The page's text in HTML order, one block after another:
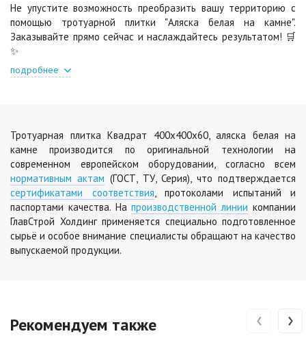
Шафран Янтарь
Не упустите возможность преобразить вашу территорию с
помощью тротуарной плитки "Аляска белая на камне".
Заказывайте прямо сейчас и наслаждайтесь результатом! 🛒
✨
подробнее
Тротуарная плитка Квадрат 400х400х60, аляска белая на
камне производится по оригинальной технологии на
современном европейском оборудовании, согласно всем
нормативным актам (ГОСТ, ТУ, Серия), что подтверждается
сертификатами соответствия , протоколами испытаний и
паспортами качества. Напроизводственной линии компании
ГлавСтрой Холдинг применяется специально подготовленное
сырьё и особое внимание специалисты обращают на качество
выпускаемой продукции.
Рекомендуем также ‹ ›